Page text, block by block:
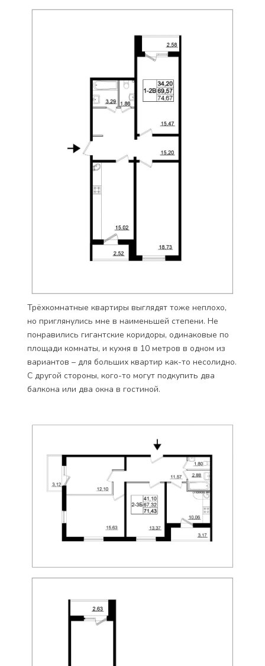
Трёхкомнатные квартиры выглядят тоже неплохо,
но приглянулись мне в наименьшей степени. Не
понравились гигантские коридоры, одинаковые по
площади комнаты, и кухня в 10 метров в одном из
вариантов – для больших квартир как-то несолидно.
С другой стороны, кого-то могут подкупить два
балкона или два окна в гостиной.